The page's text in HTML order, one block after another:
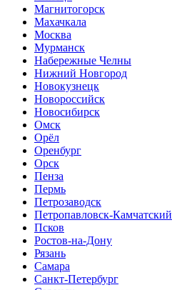
Магнитогорск
Махачкала
Москва
Мурманск
Набережные Челны
Нижний Новгород
Новокузнецк
Новороссийск
Новосибирск
Омск
Орёл
Оренбург
Орск
Пенза
Пермь
Петрозаводск
Петропавловск-Камчатский
Псков
Ростов-на-Дону
Рязань
Самара
Санкт-Петербург